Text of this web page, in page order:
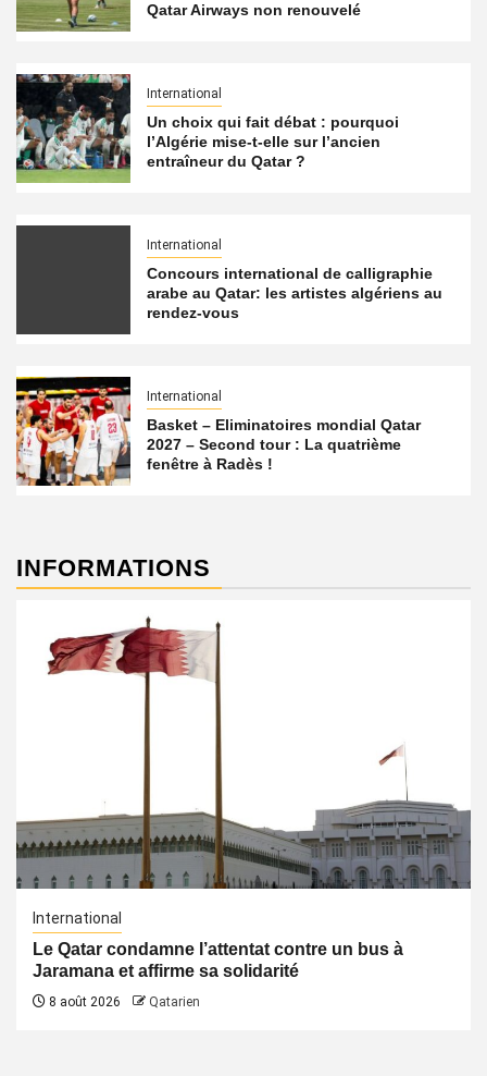
Qatar Airways non renouvelé
International
Un choix qui fait débat : pourquoi
l’Algérie mise-t-elle sur l’ancien
entraîneur du Qatar ?
International
Concours international de calligraphie
arabe au Qatar: les artistes algériens au
rendez-vous
International
Basket – Eliminatoires mondial Qatar
2027 – Second tour : La quatrième
fenêtre à Radès !
INFORMATIONS
International
Le Qatar condamne l’attentat contre un bus à
Jaramana et affirme sa solidarité
8 août 2026 Qatarien